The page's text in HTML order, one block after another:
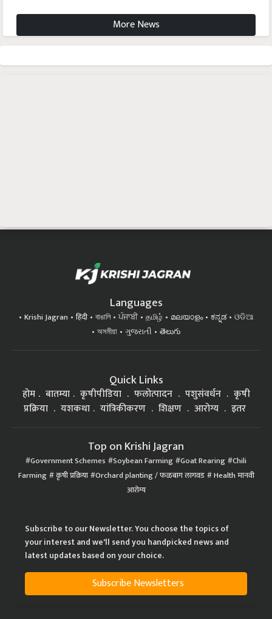
More News
Languages
Krishi Jagran हिंदी বাঙালি ਪੰਜਾਬੀ தமிழ் മലയാളം ಕನ್ನಡ
ଓଡିଆ
অসমীয়া
ગુજરાતી తెలుగు
Quick Links
होम बातम्या कृषीपीडिया फलोत्पादन पशुसंवर्धन
कृषी
प्रक्रिया
यशकथा यांत्रिकीकरण शिक्षण आरोग्य इतर
Top on Krishi Jagran
Government Schemes Soybean Farming Goat Rearing Chili
Farming कृषी प्रक्रिया Orchard planting / फळबाग लागवड Health मानवी
आरोग्य
Subscribe to our Newsletter. You choose the topics of
your interest and we'll send you handpicked news and
latest updates based on your choice.
Subscribe Newsletters